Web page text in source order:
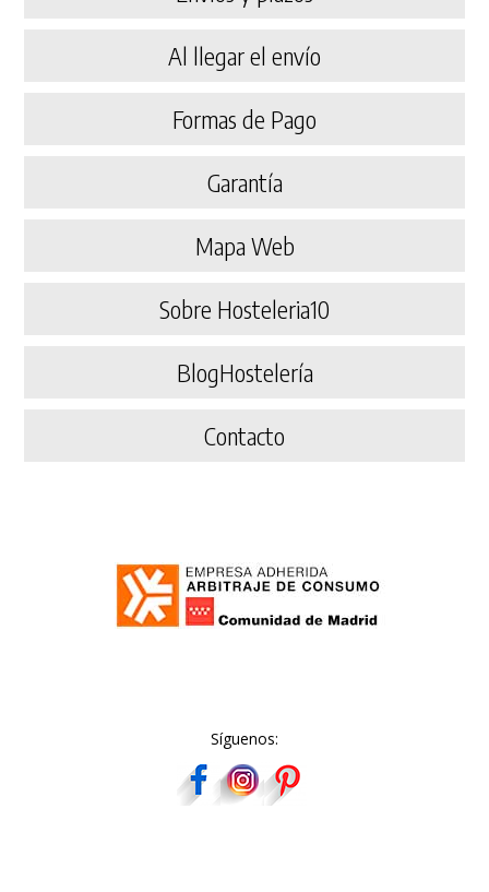
Al llegar el envío
Formas de Pago
Garantía
Mapa Web
Sobre Hosteleria10
BlogHostelería
Contacto
Síguenos: